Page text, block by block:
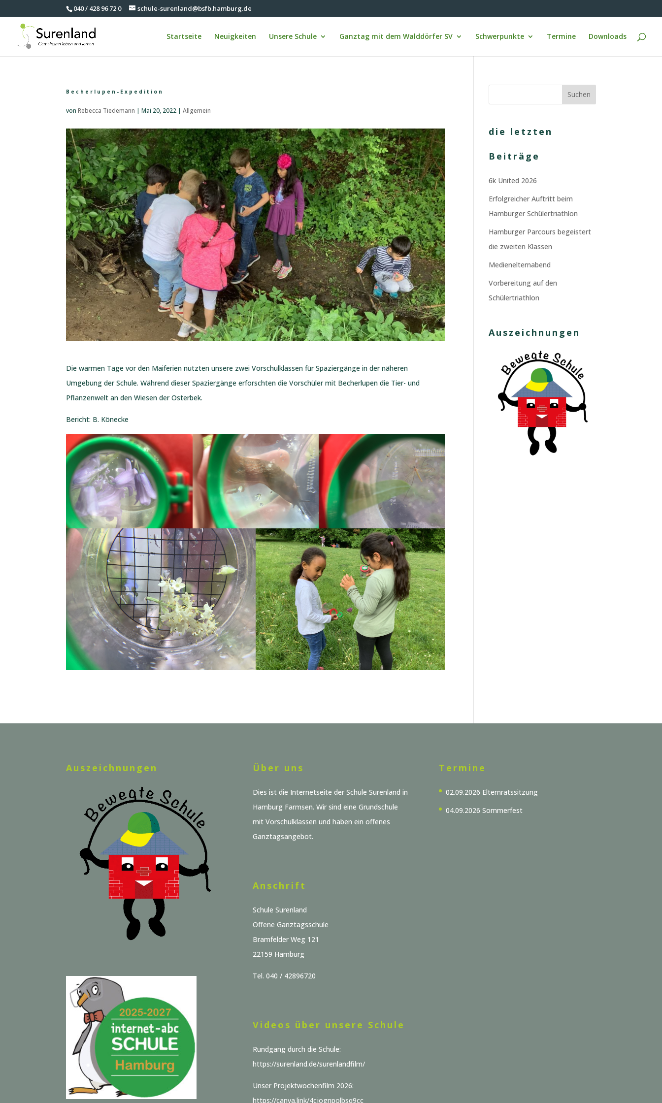
040 / 428 96 72 0 schule-surenland@bsfb.hamburg.de
Startseite Neuigkeiten Unsere Schule Ganztag mit dem Walddörfer SV Schwerpunkte Termine Downloads
Becherlupen-Expedition
vonRebecca Tiedemann |Mai 20, 2022 |Allgemein
Die warmen Tage vor den Maiferien nutzten unsere zwei Vorschulklassen für Spaziergänge in der näheren
Umgebung der Schule. Während dieser Spaziergänge erforschten die Vorschüler mit Becherlupen die Tier- und
Pflanzenwelt an den Wiesen der Osterbek.
Bericht: B. Könecke
die letzten
Beiträge
6k United 2026
Erfolgreicher Auftritt beim
Hamburger Schülertriathlon
Hamburger Parcours begeistert
die zweiten Klassen
Medienelternabend
Vorbereitung auf den
Schülertriathlon
Auszeichnungen
Auszeichnungen Über uns
Dies ist die Internetseite der Schule Surenland in
Hamburg Farmsen. Wir sind eine Grundschule
mit Vorschulklassen und haben ein offenes
Ganztagsangebot.
Anschrift
Schule Surenland
Offene Ganztagsschule
Bramfelder Weg 121
22159 Hamburg
Tel. 040 / 42896720
Videos über unsere Schule
Rundgang durch die Schule:
https://surenland.de/surenlandfilm/
Unser Projektwochenfilm 2026:
https://canva.link/4cjognpolbsq9cc
Termine
02.09.2026 Elternratssitzung
04.09.2026 Sommerfest